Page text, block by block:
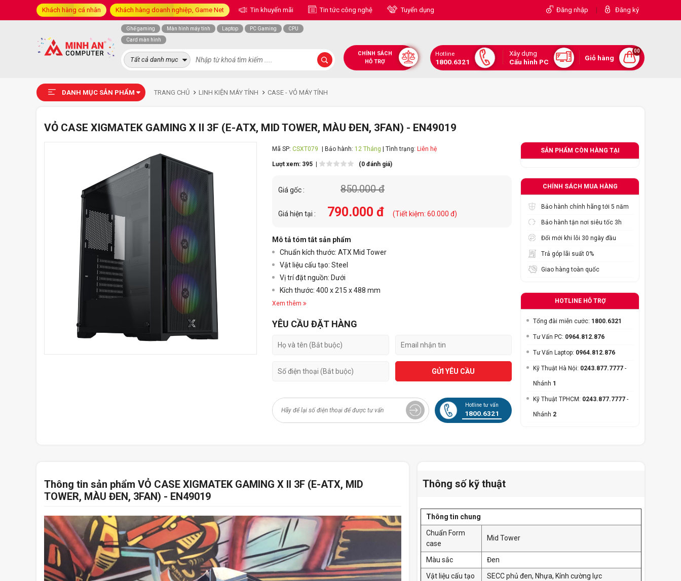
Khách hàng cá nhân Khách hàng doanh nghiệp, Game Net Tin khuyến mãi Tin tức công nghệ Tuyển dụng Đăng nhập | Đăng ký
Ghế gaming Màn hình máy tính Laptop PC Gaming
CPU
Card màn hình
Tất cả danh mục
CHÍNH SÁCH
HỖ TRỢ
Hotline
1800.6321
Xây dựng
Cấu hình PC
Giỏ hàng
00
DANH MỤC SẢN PHẨM TRANG CHỦ LINH KIỆN MÁY TÍNH CASE - VỎ MÁY TÍNH
VỎ CASE XIGMATEK GAMING X II 3F (E-ATX, MID TOWER, MÀU ĐEN, 3FAN) - EN49019
Mã SP: CSXT079 | Bảo hành: 12 Tháng | Tình trạng: Liên hệ
Lượt xem: 395 | (0 đánh giá)
Giá gốc : 850.000 đ
Giá hiện tại : 790.000 đ (Tiết kiệm: 60.000 đ)
Mô tả tóm tắt sản phẩm
Chuẩn kích thước: ATX Mid Tower
Vật liệu cấu tạo: Steel
Vị trí đặt nguồn: Dưới
Kích thước: 400 x 215 x 488 mm
Xem thêm
YÊU CẦU ĐẶT HÀNG
GỬI YÊU CẦU
Hotline tư vấn
1800.6321
SẢN PHẨM CÒN HÀNG TẠI
CHÍNH SÁCH MUA HÀNG
Bảo hành chính hãng tới 5 năm
Bảo hành tận nơi siêu tốc 3h
Đổi mới khi lỗi 30 ngày đầu
Trả góp lãi suất 0%
Giao hàng toàn quốc
HOTLINE HỖ TRỢ
Tổng đài miễn cước: 1800.6321
Tư Vấn PC: 0964.812.876
Tư Vấn Laptop: 0964.812.876
Kỹ Thuật Hà Nội: 0243.877.7777 -
Nhánh 1
Kỹ Thuật TPHCM: 0243.877.7777 -
Nhánh 2
Thông tin sản phẩm VỎ CASE XIGMATEK GAMING X II 3F (E-ATX, MID
TOWER, MÀU ĐEN, 3FAN) - EN49019
Thông số kỹ thuật
Thông tin chung
Chuẩn Form
case
Mid Tower
Màu sắc
Đen
Vật liệu cấu tạo
SECC phủ đen, Nhựa, Kính cường lực